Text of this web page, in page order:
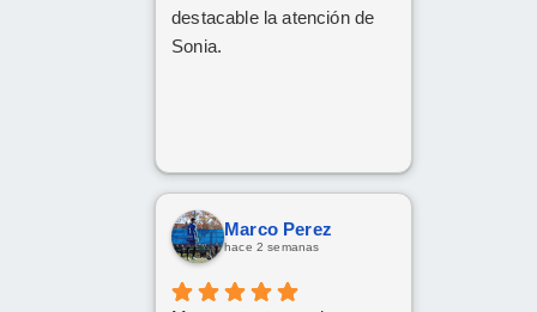
destacable la atención de
Sonia.
Marco Perez
hace 2 semanas